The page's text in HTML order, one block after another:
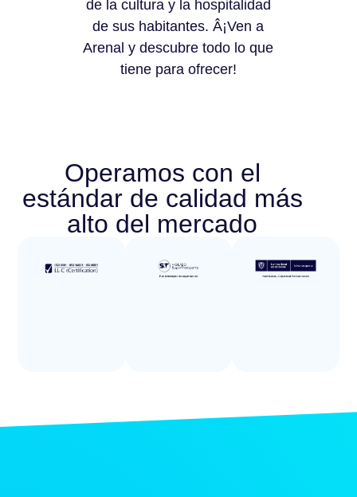
de la cultura y la hospitalidad
de sus habitantes. Â¡Ven a
Arenal y descubre todo lo que
tiene para ofrecer!
Operamos con el
estándar de calidad más
alto del mercado